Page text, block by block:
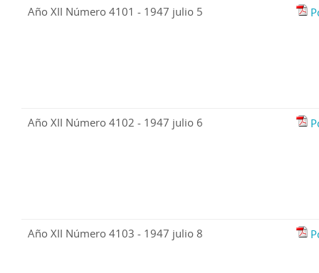
Año XII Número 4101 - 1947 julio 5
Año XII Número 4102 - 1947 julio 6
Año XII Número 4103 - 1947 julio 8